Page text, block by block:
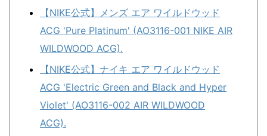
【NIKE公式】メンズ エア ワイルドウッド
ACG 'Pure Platinum' (AO3116-001 NIKE AIR
WILDWOOD ACG).
【NIKE公式】ナイキ エア ワイルドウッド
ACG 'Electric Green and Black and Hyper
Violet' (AO3116-002 AIR WILDWOOD
ACG).